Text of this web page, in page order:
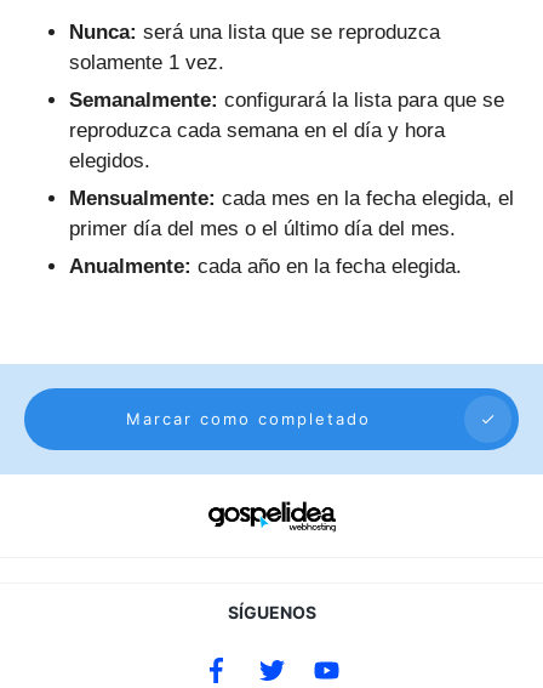
Nunca: será una lista que se reproduzca
solamente 1 vez.
Semanalmente: configurará la lista para que se
reproduzca cada semana en el día y hora
elegidos.
Mensualmente: cada mes en la fecha elegida, el
primer día del mes o el último día del mes.
Anualmente: cada año en la fecha elegida.
Marcar como completado
SÍGUENOS